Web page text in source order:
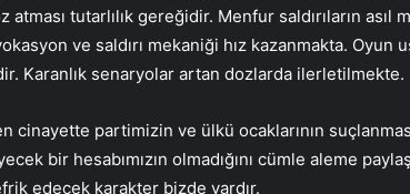
atması tutarlılık gereğidir. Menfur saldırıların asıl
ve saldırı mekaniği hız kazanmakta. Oyun
Karanlık senaryolar artan dozlarda ilerletilmekte.
cinayette partimizin ve ülkü ocaklarının
bir hesabımızın olmadığını cümle aleme
edecek karakter bizde vardır.